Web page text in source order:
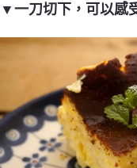
▼一刀切下，可以感